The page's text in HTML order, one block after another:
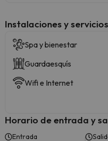
Instalaciones y
Spa y bienestar
Guardaesquís
Wifi e Internet
Horario de entrada y
Entrada